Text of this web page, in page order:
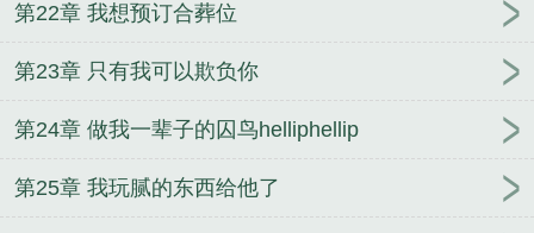
第22章 我想预订合葬位
第23章 只有我可以欺负你
第24章 做我一辈子的囚鸟helliphellip
第25章 我玩腻的东西给他了